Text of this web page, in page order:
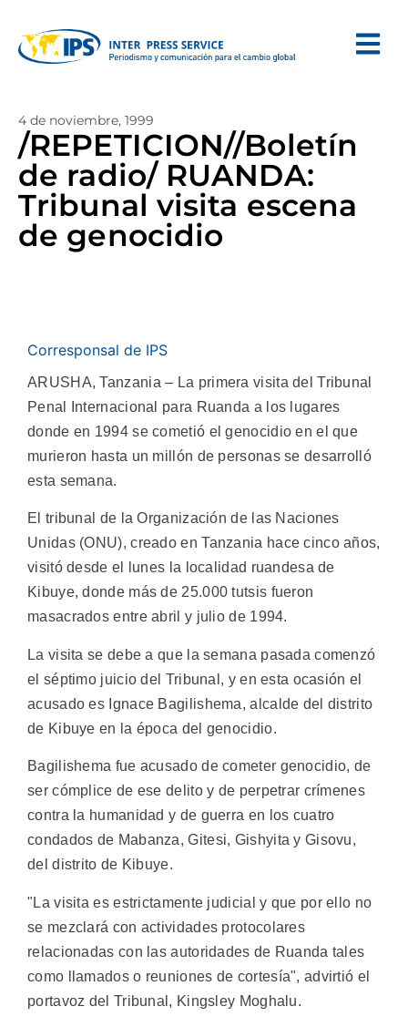
4 de noviembre, 1999
/REPETICION//Boletín
de radio/ RUANDA:
Tribunal visita escena
de genocidio
Corresponsal de IPS
ARUSHA, Tanzania – La primera visita del Tribunal
Penal Internacional para Ruanda a los lugares
donde en 1994 se cometió el genocidio en el que
murieron hasta un millón de personas se desarrolló
esta semana.
El tribunal de la Organización de las Naciones
Unidas (ONU), creado en Tanzania hace cinco años,
visitó desde el lunes la localidad ruandesa de
Kibuye, donde más de 25.000 tutsis fueron
masacrados entre abril y julio de 1994.
La visita se debe a que la semana pasada comenzó
el séptimo juicio del Tribunal, y en esta ocasión el
acusado es Ignace Bagilishema, alcalde del distrito
de Kibuye en la época del genocidio.
Bagilishema fue acusado de cometer genocidio, de
ser cómplice de ese delito y de perpetrar crímenes
contra la humanidad y de guerra en los cuatro
condados de Mabanza, Gitesi, Gishyita y Gisovu,
del distrito de Kibuye.
"La visita es estrictamente judicial y que por ello no
se mezclará con actividades protocolares
relacionadas con las autoridades de Ruanda tales
como llamados o reuniones de cortesía", advirtió el
portavoz del Tribunal, Kingsley Moghalu.